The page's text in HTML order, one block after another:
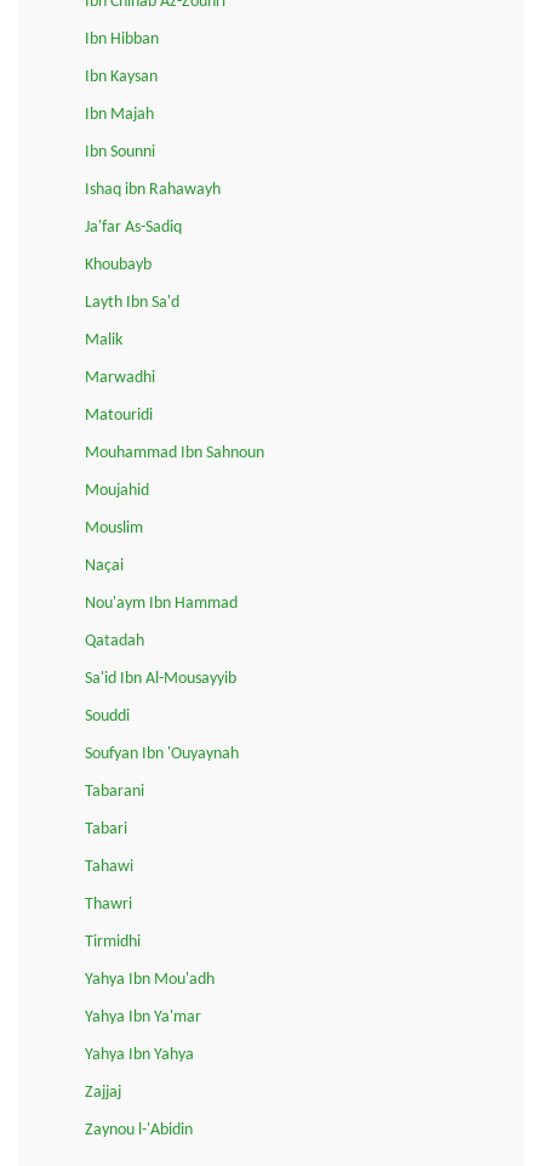
Ibn Hibban
Ibn Kaysan
Ibn Majah
Ibn Sounni
Ishaq ibn Rahawayh
Ja'far As-Sadiq
Khoubayb
Layth Ibn Sa'd
Malik
Marwadhi
Matouridi
Mouhammad Ibn Sahnoun
Moujahid
Mouslim
Naçai
Nou'aym Ibn Hammad
Qatadah
Sa'id Ibn Al-Mousayyib
Souddi
Soufyan Ibn 'Ouyaynah
Tabarani
Tabari
Tahawi
Thawri
Tirmidhi
Yahya Ibn Mou'adh
Yahya Ibn Ya'mar
Yahya Ibn Yahya
Zajjaj
Zaynou l-'Abidin